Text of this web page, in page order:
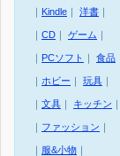
｜ Kindle ｜ 洋書 ｜
｜ CD ｜ ゲーム ｜
｜ PCソフト ｜ 食品
｜ ホビー ｜ 玩具 ｜
｜ 文具 ｜ キッチン ｜
｜ ファッション ｜
｜ 服&小物 ｜